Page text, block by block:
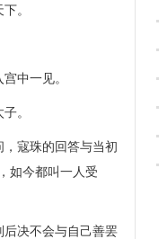
。
中一见。
。
寇珠的回答与当初
如今都叫一人受
决不会与自己善罢